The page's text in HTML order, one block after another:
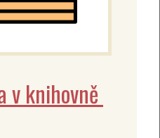
v knihovně